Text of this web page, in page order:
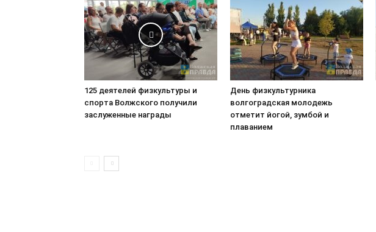
125 деятелей физкультуры и
спорта Волжского получили
заслуженные награды
День физкультурника
волгоградская молодежь
отметит йогой, зумбой и
плаванием